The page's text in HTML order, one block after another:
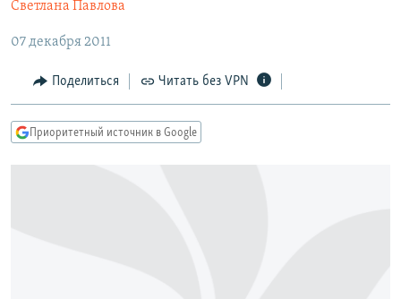
Вернутся
главной
навигации
Вернутся
ЦИТАТЫ СВОБОДЫ
МНЕНИЯ
КУЛЬТУРА
IDEL.РЕАЛИИ
КАВКАЗ.РЕАЛИИ
Светлана Павлова
07 декабря 2011
Поделиться Читать без VPN
Приоритетный источник в Google